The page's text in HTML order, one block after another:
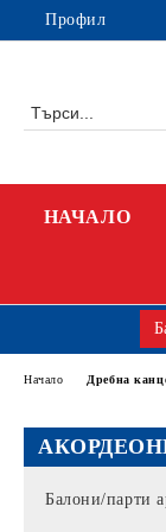
Профил
НАЧАЛО
Балони/парти
Начало Дребна